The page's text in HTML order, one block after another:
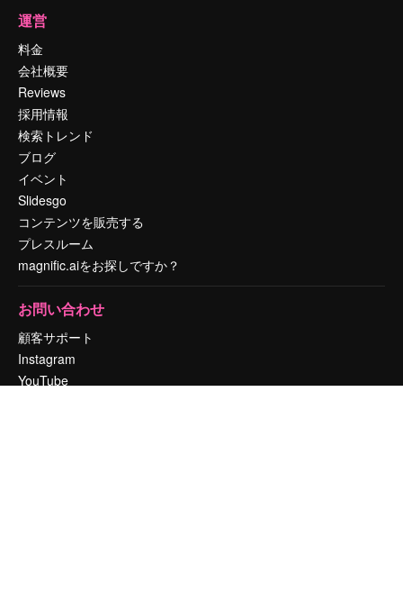
運営
料金
会社概要
Reviews
採用情報
検索トレンド
ブログ
イベント
Slidesgo
コンテンツを販売する
プレスルーム
magnific.aiをお探しですか？
お問い合わせ
顧客サポート
Instagram
YouTube